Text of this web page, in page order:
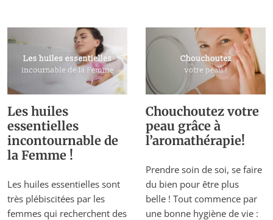
Les huiles
essentielles
incontournable de
la Femme !
Les huiles essentielles sont
très plébiscitées par les
femmes qui recherchent des
Chouchoutez votre
peau grâce à
l’aromathérapie!
Prendre soin de soi, se faire
du bien pour être plus
belle ! Tout commence par
une bonne hygiène de vie :